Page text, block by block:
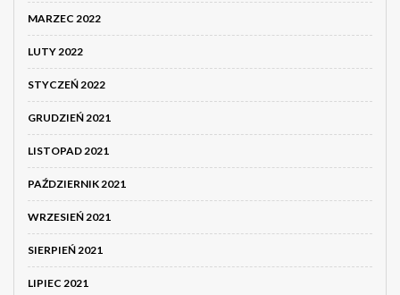
MARZEC 2022
LUTY 2022
STYCZEŃ 2022
GRUDZIEŃ 2021
LISTOPAD 2021
PAŹDZIERNIK 2021
WRZESIEŃ 2021
SIERPIEŃ 2021
LIPIEC 2021